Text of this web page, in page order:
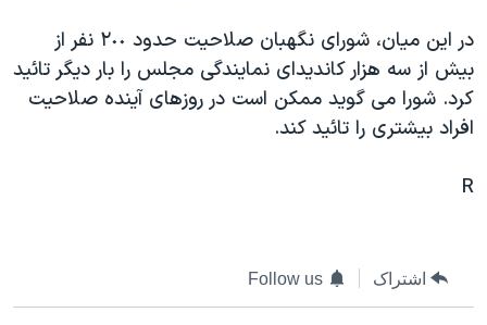
دادگاه حمید نوری
چهل سال گروگان‌گیری
قانون شفافیت دارائی کادر رهبری ایران
صفحه‌های ویژه
در اين ميان، شورای نگهبان صلاحيت حدود ٢٠٠ نفر از
بيش از سه هزار کانديدای نمايندگی مجلس را بار ديگر تائيد
کرد. شورا می گويد ممکن است در روزهای آينده صلاحيت
افراد بيشتری را تائيد کند.
R
اشتراک Follow us